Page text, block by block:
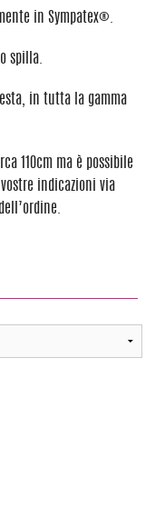
in Sympatex®.
spilla.
in tutta la gamma
110cm ma è possibile
indicazioni via